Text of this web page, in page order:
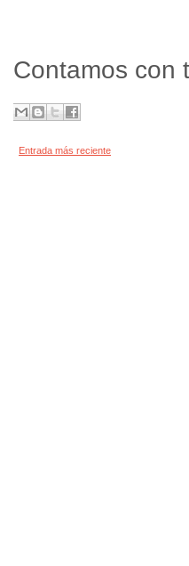
Contamos con
Entrada más reciente